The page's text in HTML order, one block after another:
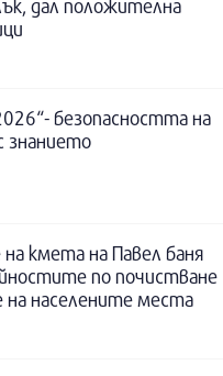
дал положителна
безопасността на
знанието
кмета на Павел баня
по почистване
на населените места